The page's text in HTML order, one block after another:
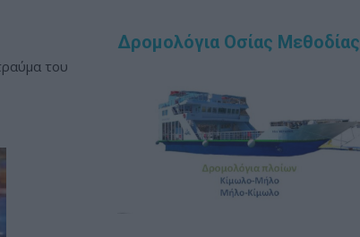
του
Δρομολόγια Οσίας Μεθοδίας